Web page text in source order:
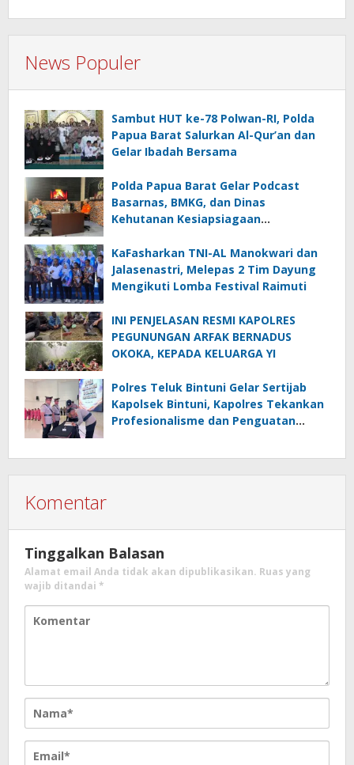
News Populer
Sambut HUT ke-78 Polwan-RI, Polda
Papua Barat Salurkan Al-Qur’an dan
Gelar Ibadah Bersama
Polda Papua Barat Gelar Podcast
Basarnas, BMKG, dan Dinas
Kehutanan Kesiapsiagaan
KaFasharkan TNI-AL Manokwari dan
Jalasenastri, Melepas 2 Tim Dayung
Mengikuti Lomba Festival Raimuti
INI PENJELASAN RESMI KAPOLRES
PEGUNUNGAN ARFAK BERNADUS
OKOKA, KEPADA KELUARGA YI
Polres Teluk Bintuni Gelar Sertijab
Kapolsek Bintuni, Kapolres Tekankan
Profesionalisme dan Penguatan
Komentar
Tinggalkan Balasan
Alamat email Anda tidak akan dipublikasikan. Ruas yang
wajib ditandai *